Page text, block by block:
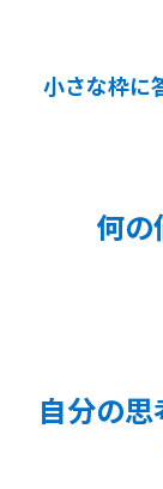
小さな枠に
何の
自分の